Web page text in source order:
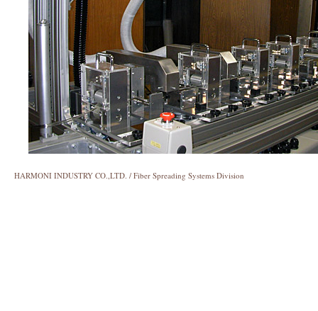
HARMONI INDUSTRY CO.,LTD. / Fiber Spreading Systems Division